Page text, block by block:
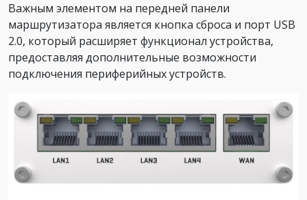
Важным элементом на передней панели
маршрутизатора является кнопка сброса и порт USB
2.0, который расширяет функционал устройства,
предоставляя дополнительные возможности
подключения периферийных устройств.